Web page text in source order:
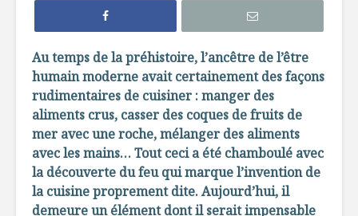
Au temps de la préhistoire, l’ancêtre de l’être
humain moderne avait certainement des façons
rudimentaires de cuisiner : manger des
aliments crus, casser des coques de fruits de
mer avec une roche, mélanger des aliments
avec les mains… Tout ceci a été chamboulé avec
la découverte du feu qui marque l’invention de
la cuisine proprement dite. Aujourd’hui, il
demeure un élément dont il serait impensable
La découverte du
l’évolution de la
cuisine
Ces farines
anciennes
au goût du jour
rappeler
visite à